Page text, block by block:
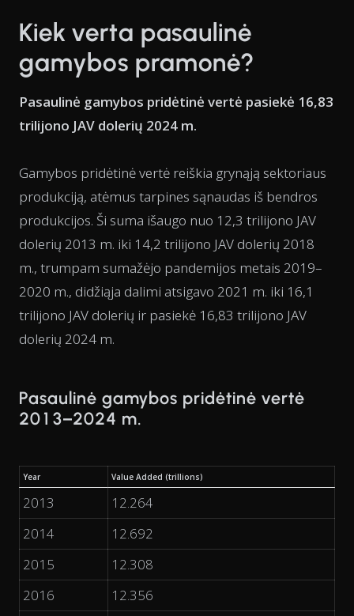
Kiek verta pasaulinė
gamybos pramonė?
Pasaulinė gamybos pridėtinė vertė pasiekė 16,83
trilijono JAV dolerių 2024 m.
Gamybos pridėtinė vertė reiškia grynąją sektoriaus
produkciją, atėmus tarpines sąnaudas iš bendros
produkcijos. Ši suma išaugo nuo 12,3 trilijono JAV
dolerių 2013 m. iki 14,2 trilijono JAV dolerių 2018
m., trumpam sumažėjo pandemijos metais 2019–
2020 m., didžiąja dalimi atsigavo 2021 m. iki 16,1
trilijono JAV dolerių ir pasiekė 16,83 trilijono JAV
dolerių 2024 m.
Pasaulinė gamybos pridėtinė vertė
2013–2024 m.
Year Value Added (trillions)
2013
12.264
2014
12.692
2015
12.308
2016
12.356